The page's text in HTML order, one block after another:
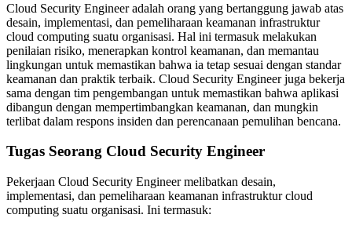
Cloud Security Engineer adalah orang yang bertanggung jawab atas
desain, implementasi, dan pemeliharaan keamanan infrastruktur
cloud computing suatu organisasi. Hal ini termasuk melakukan
penilaian risiko, menerapkan kontrol keamanan, dan memantau
lingkungan untuk memastikan bahwa ia tetap sesuai dengan standar
keamanan dan praktik terbaik. Cloud Security Engineer juga bekerja
sama dengan tim pengembangan untuk memastikan bahwa aplikasi
dibangun dengan mempertimbangkan keamanan, dan mungkin
terlibat dalam respons insiden dan perencanaan pemulihan bencana.
Tugas Seorang Cloud Security Engineer
Pekerjaan Cloud Security Engineer melibatkan desain,
implementasi, dan pemeliharaan keamanan infrastruktur cloud
computing suatu organisasi. Ini termasuk: